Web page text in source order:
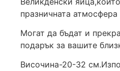
празничната
Могат да бъдат и
подарък за вашите
Височина-20-32